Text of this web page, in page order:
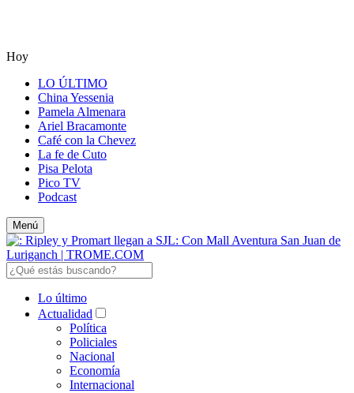
Hoy
LO ÚLTIMO
China Yessenia
Pamela Almenara
Ariel Bracamonte
Café con la Chevez
La fe de Cuto
Pisa Pelota
Pico TV
Podcast
Menú
Lo último
Actualidad
Política
Policiales
Nacional
Economía
Internacional